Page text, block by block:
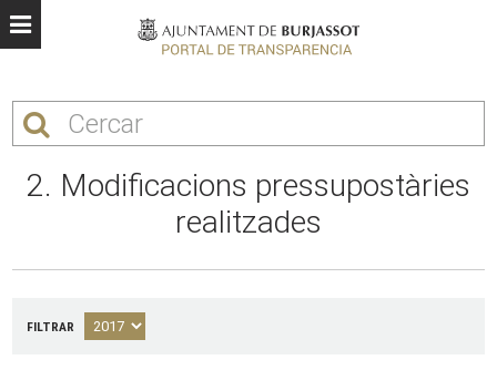
2. Modificacions pressupostàries
realitzades
FILTRAR